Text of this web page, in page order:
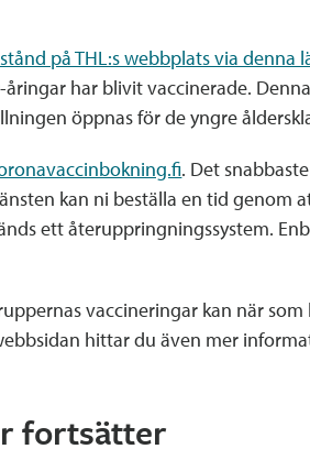
på THL:s webbplats via denna
har blivit vaccinerade.
öppnas för de yngre
. Det
kan ni beställa en tid genom
ett återuppringningssystem.
vaccineringar kan när
hittar du även mer
fortsätter